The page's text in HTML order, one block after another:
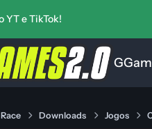
YT e TikTok!
Downloads Jogos